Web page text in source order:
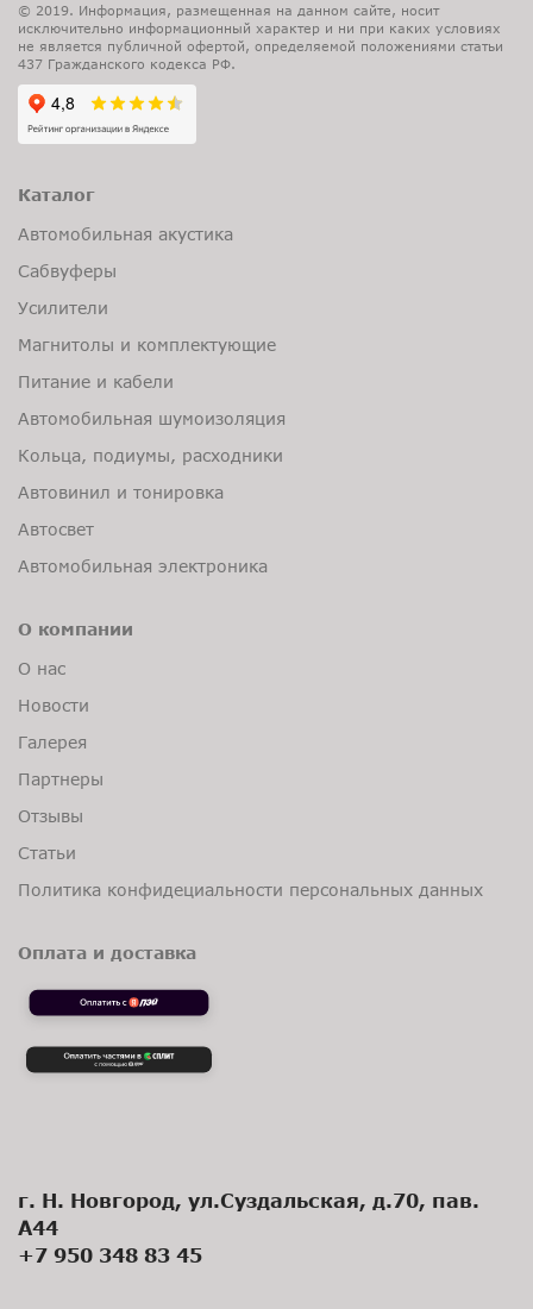
© 2019. Информация, размещенная на данном сайте, носит
исключительно информационный характер и ни при каких условиях
не является публичной офертой, определяемой положениями статьи
437 Гражданского кодекса РФ.
Каталог
Автомобильная акустика
Сабвуферы
Усилители
Магнитолы и комплектующие
Питание и кабели
Автомобильная шумоизоляция
Кольца, подиумы, расходники
Автовинил и тонировка
Автосвет
Автомобильная электроника
О компании
О нас
Новости
Галерея
Партнеры
Отзывы
Статьи
Политика конфидециальности персональных данных
Оплата и доставка
г. Н. Новгород, ул.Суздальская, д.70, пав.
А44
+7 950 348 83 45